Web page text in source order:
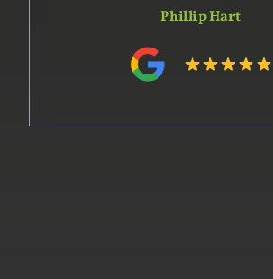
Phillip Hart